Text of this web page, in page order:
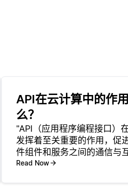
API在云计算中的作
么？
"API（应用程序编程接口）
发挥着至关重要的作用，促
件组件和服务之间的通信与
使开发者能够访问云服务，
Read Now